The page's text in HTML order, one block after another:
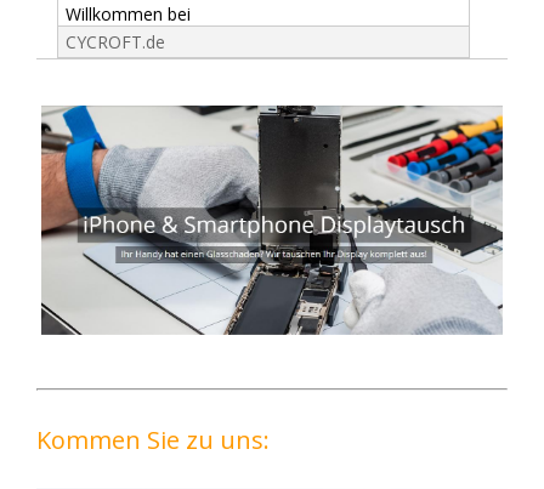
Willkommen bei
CYCROFT.de
Kommen Sie zu uns: